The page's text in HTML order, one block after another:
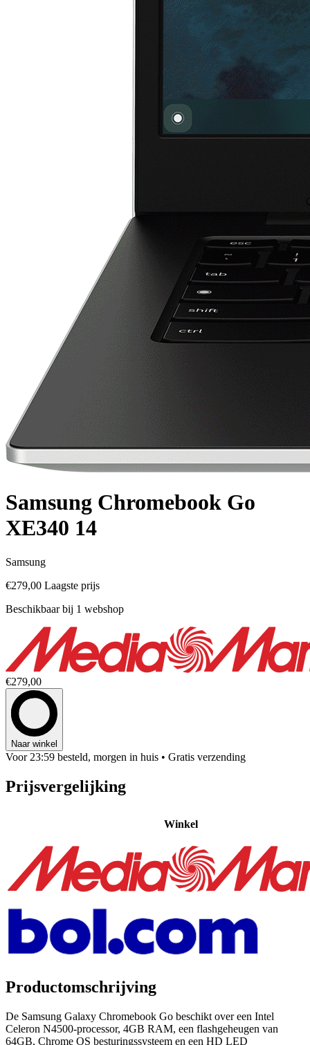
Samsung Chromebook Go
XE340 14
Samsung
€279,00 Laagste prijs
Beschikbaar bij 1 webshop
€279,00
Naar winkel
Voor 23:59 besteld, morgen in huis • Gratis verzending
Prijsvergelijking
Winkel
Productomschrijving
De Samsung Galaxy Chromebook Go beschikt over een Intel
Celeron N4500-processor, 4GB RAM, een flashgeheugen van
64GB, Chrome OS besturingssysteem en een HD LED